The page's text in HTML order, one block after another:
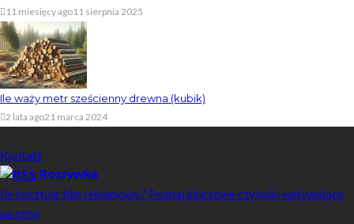
11 miesięcy ago11 sierpnia 2025
Ile waży metr sześcienny drewna (kubik)
2 lata ago21 marca 2024
Kontakt
Rozrywka
Ile kosztuje film reklamowy? Poznaj kluczowe czynniki wpływające
na cenę